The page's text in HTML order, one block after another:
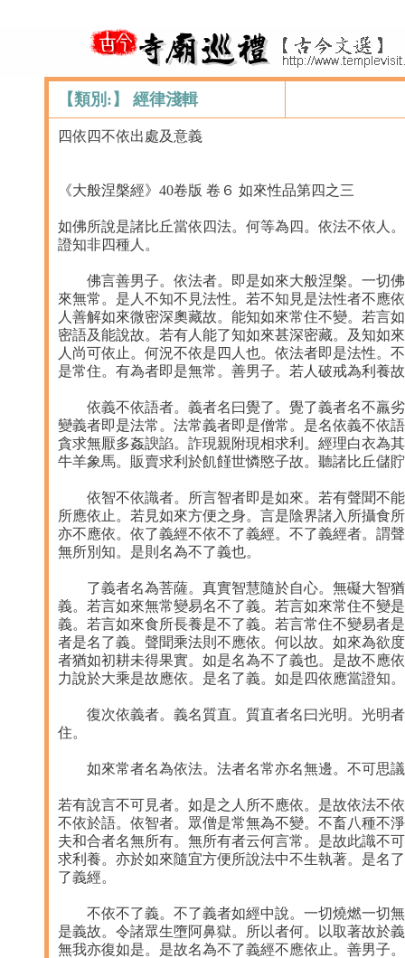
【類別:】 經律淺輯
四依四不依出處及意義
《大般涅槃經》40卷版 卷６ 如來性品第四之三
如佛所說是諸比丘當依四法。何等為四。依法不依人
證知非四種人。
佛言善男子。依法者。即是如來大般涅槃。一切佛
來無常。是人不知不見法性。若不知見是法性者不應
人善解如來微密深奧藏故。能知如來常住不變。若言
密語及能說故。若有人能了知如來甚深密藏。及知如
人尚可依止。何況不依是四人也。依法者即是法性。
是常住。有為者即是無常。善男子。若人破戒為利養
依義不依語者。義者名曰覺了。覺了義者名不羸劣
變義者即是法常。法常義者即是僧常。是名依義不依
貪求無厭多姦諛諂。詐現親附現相求利。經理白衣為
牛羊象馬。販賣求利於飢饉世憐愍子故。聽諸比丘儲
依智不依識者。所言智者即是如來。若有聲聞不能
所應依止。若見如來方便之身。言是陰界諸入所攝食
亦不應依。依了義經不依不了義經。不了義經者。謂
無所別知。是則名為不了義也。
了義者名為菩薩。真實智慧隨於自心。無礙大智猶
義。若言如來無常變易名不了義。若言如來常住不變
義。若言如來食所長養是不了義。若言常住不變易者
者是名了義。聲聞乘法則不應依。何以故。如來為欲
者猶如初耕未得果實。如是名為不了義也。是故不應
力說於大乘是故應依。是名了義。如是四依應當證知。
復次依義者。義名質直。質直者名曰光明。光明者
住。
如來常者名為依法。法者名常亦名無邊。不可思議
若有說言不可見者。如是之人所不應依。是故依法不
不依於語。依智者。眾僧是常無為不變。不畜八種不
夫和合者名無所有。無所有者云何言常。是故此識不
求利養。亦於如來隨宜方便所說法中不生執著。是名
了義經。
不依不了義。不了義者如經中說。一切燒燃一切無
是義故。令諸眾生墮阿鼻獄。所以者何。以取著故於
無我亦復如是。是故名為不了義經不應依止。善男子